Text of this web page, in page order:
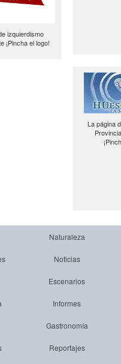
izquierdismo
¡Pincha el logo!
La página
Naturaleza
Noticias
Escenarios
Informes
Gastronomía
Reportajes